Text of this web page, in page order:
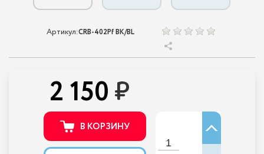
Артикул:CRB-402Pf BK/BL
2 150
В КОРЗИНУ